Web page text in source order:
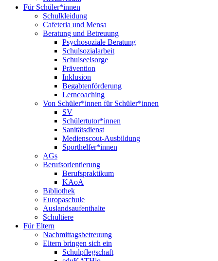
Für Schüler*innen
Schulkleidung
Cafeteria und Mensa
Beratung und Betreuung
Psychosoziale Beratung
Schulsozialarbeit
Schulseelsorge
Prävention
Inklusion
Begabtenförderung
Lerncoaching
Von Schüler*innen für Schüler*innen
SV
Schülertutor*innen
Sanitätsdienst
Medienscout-Ausbildung
Sporthelfer*innen
AGs
Berufsorientierung
Berufspraktikum
KAoA
Bibliothek
Europaschule
Auslandsaufenthalte
Schultiere
Für Eltern
Nachmittagsbetreuung
Eltern bringen sich ein
Schulpflegschaft